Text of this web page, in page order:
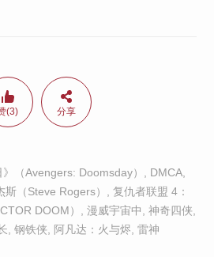
(3) 分享
》（Avengers: Doomsday） DMCA,
斯（Steve Rogers）
复仇者联盟 4：
DOOM） 漫威宇宙中 神奇四侠
钢铁侠 阿凡达：火与烬 雷神